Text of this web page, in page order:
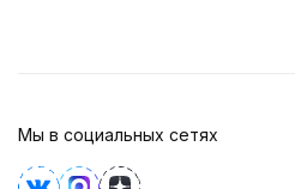
Мы в социальных сетях